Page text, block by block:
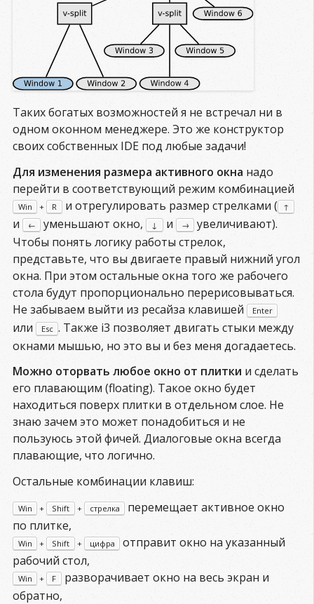
Таких богатых возможностей я не встречал ни в
одном оконном менеджере. Это же конструктор
своих собственных IDE под любые задачи!
Для изменения размера активного окна надо
перейти в соответствующий режим комбинацией
Win + R и отрегулировать размер стрелками ( ↑
и ← уменьшают окно, ↓ и →
увеличивают).
Чтобы понять логику работы стрелок,
представьте, что вы двигаете правый нижний угол
окна. При этом остальные окна того же рабочего
стола будут пропорционально перерисовываться.
Не забываем выйти из ресайза клавишей
Enter
или Esc . Также i3 позволяет двигать стыки между
окнами мышью, но это вы и без меня догадаетесь.
Можно оторвать любое окно от плитки и сделать
его плавающим (floating). Такое окно будет
находиться поверх плитки в отдельном слое. Не
знаю зачем это может понадобиться и не
пользуюсь этой фичей. Диалоговые окна всегда
плавающие, что логично.
Остальные комбинации клавиш:
Win + Shift + стрелка
перемещает активное окно
по плитке,
Win + Shift + цифра
отправит окно на указанный
рабочий стол,
Win + F разворачивает окно на весь экран и
обратно,